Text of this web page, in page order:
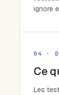
ignore
04 ·
Ce
Les